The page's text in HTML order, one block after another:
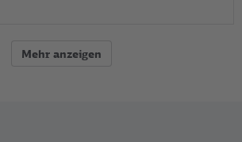
Mehr anzeigen